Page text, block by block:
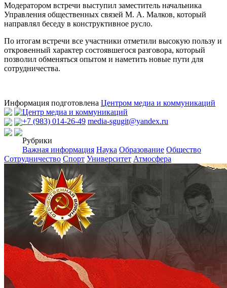
Модератором встречи выступил заместитель начальника
Управления общественных связей М. А. Малков, который
направлял беседу в конструктивное русло.
По итогам встречи все участники отметили высокую пользу и
откровенный характер состоявшегося разговора, который
позволил обменяться опытом и наметить новые пути для
сотрудничества.
Информация подготовлена Центром медиа и коммуникаций
Центр медиа и коммуникаций
+7 (983) 014-26-49 media-sgugit@yandex.ru
Рубрики
Важная информация Наука Образование Общество
Сотрудничество Спорт Университет Атмосфера